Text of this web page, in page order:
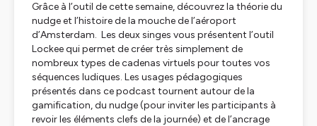
Grâce à l’outil de cette semaine, découvrez la théorie du
nudge et l’histoire de la mouche de l’aéroport
d’Amsterdam. Les deux singes vous présentent l’outil
Lockee qui permet de créer très simplement de
nombreux types de cadenas virtuels pour toutes vos
séquences ludiques. Les usages pédagogiques
présentés dans ce podcast tournent autour de la
gamification, du nudge (pour inviter les participants à
revoir les éléments clefs de la journée) et de l’ancrage